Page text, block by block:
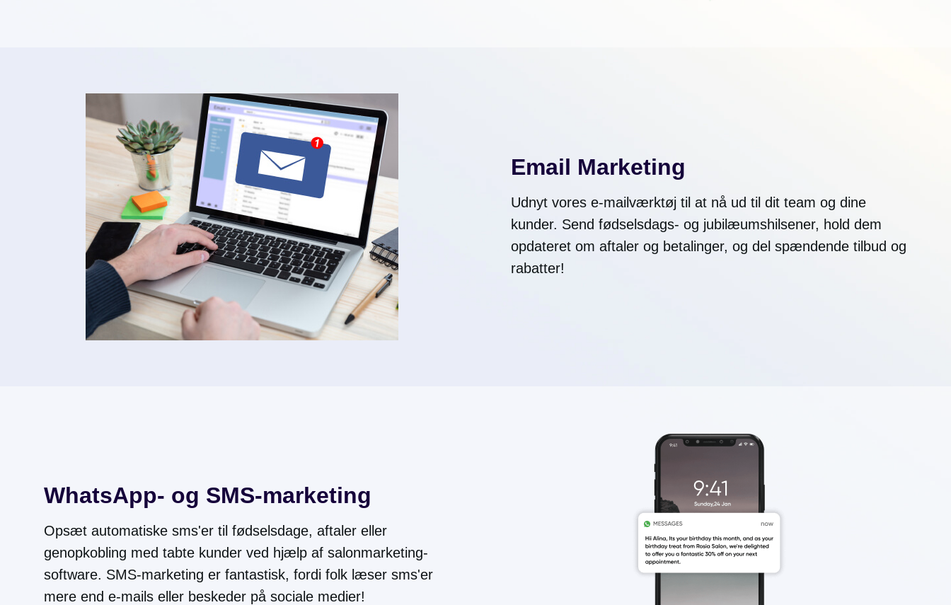
Email Marketing
Udnyt vores e-mailværktøj til at nå ud til dit team og dine
kunder. Send fødselsdags- og jubilæumshilsener, hold dem
opdateret om aftaler og betalinger, og del spændende tilbud og
rabatter!
WhatsApp- og SMS-marketing
Opsæt automatiske sms'er til fødselsdage, aftaler eller
genopkobling med tabte kunder ved hjælp af salonmarketing-
software. SMS-marketing er fantastisk, fordi folk læser sms'er
mere end e-mails eller beskeder på sociale medier!